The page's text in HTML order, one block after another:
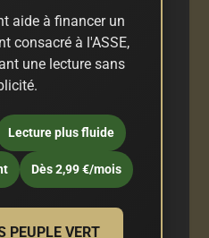
aide à financer un
consacré à l'ASSE,
une lecture sans
Lecture plus fluide
Dès 2,99 €/mois
PEUPLE VERT